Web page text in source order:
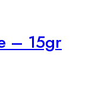
– 15gr